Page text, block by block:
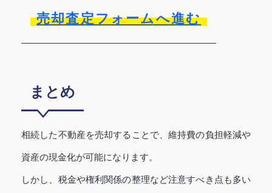
売却査定フォームへ進む
まとめ
相続した不動産を売却することで、維持費の負担軽減や
資産の現金化が可能になります。
しかし、税金や権利関係の整理など注意すべき点も多い